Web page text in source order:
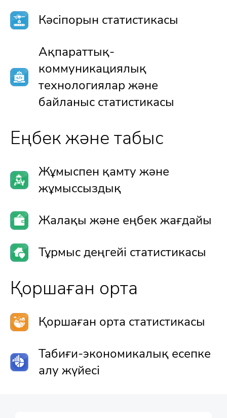
Кәсіпорын статистикасы
Ақпараттық-
коммуникациялық
технологиялар және
байланыс статистикасы
Еңбек және табыс
Жұмыспен қамту және
жұмыссыздық
Жалақы және еңбек жағдайы
Тұрмыс деңгейі статистикасы
Қоршаған орта
Қоршаған орта статистикасы
Табиғи-экономикалық есепке
алу жүйесі